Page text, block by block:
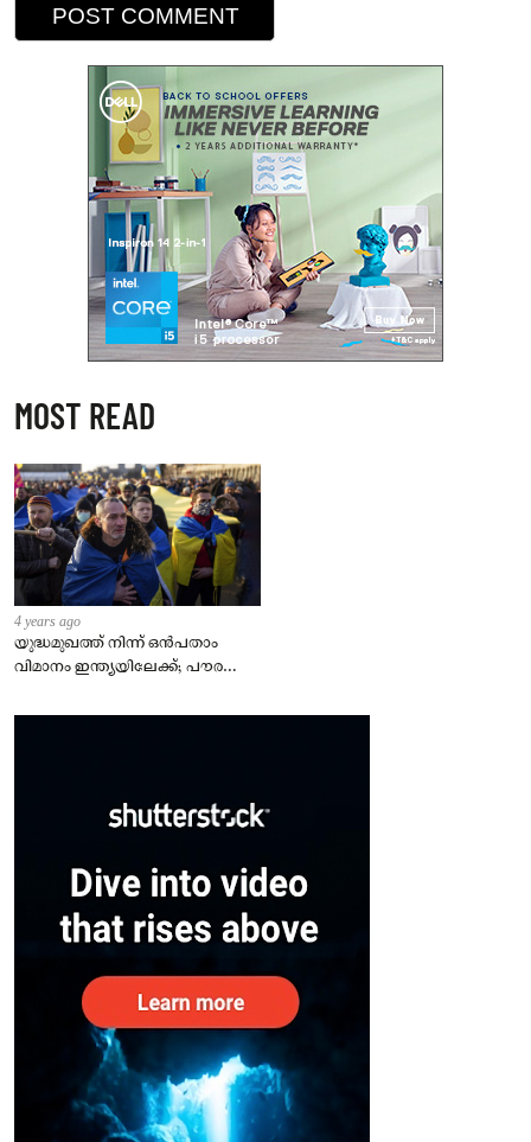
MOST READ
4 years ago
യുദ്ധമുഖത്ത് നിന്ന് ഒൻപതാം
വിമാനം ഇന്ത്യയിലേക്ക്; പൗരന്മാർ
– കേന്ദ്രം